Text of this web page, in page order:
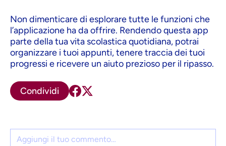
Non dimenticare di esplorare tutte le funzioni che
l’applicazione ha da offrire. Rendendo questa app
parte della tua vita scolastica quotidiana, potrai
organizzare i tuoi appunti, tenere traccia dei tuoi
progressi e ricevere un aiuto prezioso per il ripasso.
Condividi
Commento